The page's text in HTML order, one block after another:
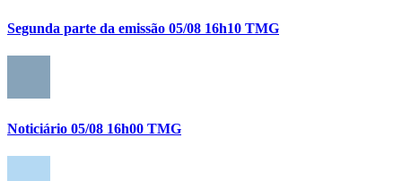
Segunda parte da emissão 05/08 16h10 TMG
Noticiário 05/08 16h00 TMG